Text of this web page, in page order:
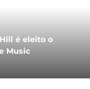
é eleito o
Music